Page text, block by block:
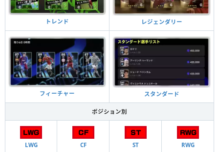
トレンド レジェンダリー
フィーチャー スタンダード
ポジション別
LWG CF ST RWG